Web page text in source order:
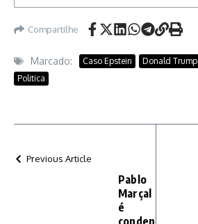
Compartilhe
Marcado: Caso Epstein Donald Trump
Politica
Previous Article
Pablo
Marçal
é